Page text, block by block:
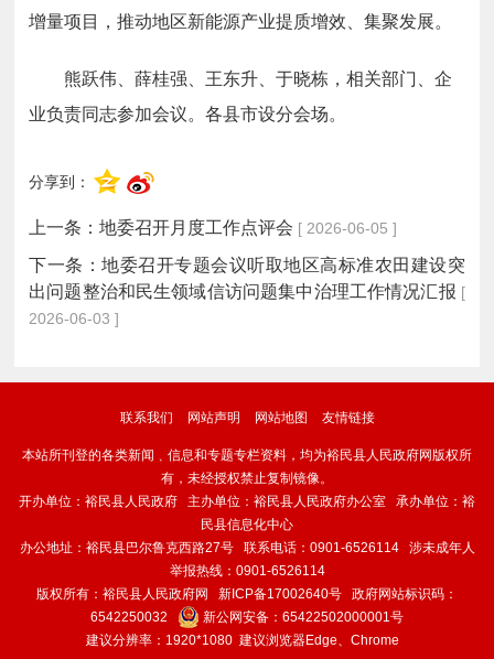
增量项目，推动地区新能源产业提质增效、集聚发展。
熊跃伟、薛桂强、王东升、于晓栋，相关部门、企
业负责同志参加会议。各县市设分会场。
分享到：
上一条：地委召开月度工作点评会 [ 2026-06-05 ]
下一条：地委召开专题会议听取地区高标准农田建设突
出问题整治和民生领域信访问题集中治理工作情况汇报 [
2026-06-03 ]
联系我们 网站声明 网站地图 友情链接
本站所刊登的各类新闻﹑信息和专题专栏资料，均为裕民县人民政府网版权所
有，未经授权禁止复制镜像。
开办单位：裕民县人民政府 主办单位：裕民县人民政府办公室 承办单位：裕
民县信息化中心
办公地址：裕民县巴尔鲁克西路27号 联系电话：0901-6526114 涉未成年人
举报热线：0901-6526114
版权所有：裕民县人民政府网 新ICP备17002640号 政府网站标识码：
6542250032
新公网安备： 65422502000001号
建议分辨率：1920*1080 建议浏览器Edge、Chrome